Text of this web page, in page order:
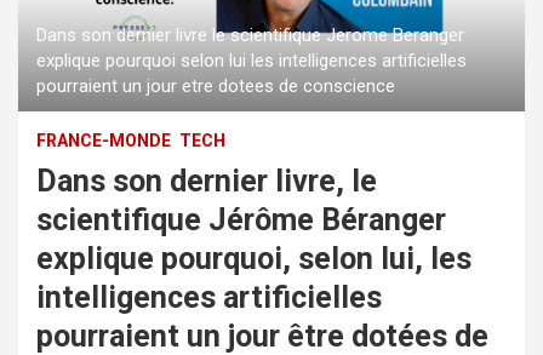
Dans son dernier livre le scientifique Jerome Beranger
explique pourquoi selon lui les intelligences artificielles
pourraient un jour etre dotees de conscience
FRANCE-MONDE TECH
Dans son dernier livre, le
scientifique Jérôme Béranger
explique pourquoi, selon lui, les
intelligences artificielles
pourraient un jour être dotées de